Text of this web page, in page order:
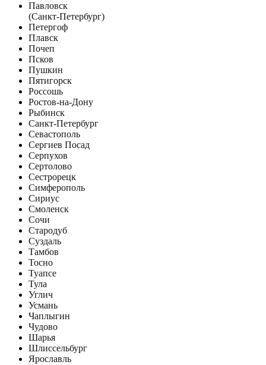
Павловск
(Санкт-Петербург)
Петергоф
Плавск
Почеп
Псков
Пушкин
Пятигорск
Россошь
Ростов-на-Дону
Рыбинск
Санкт-Петербург
Севастополь
Сергиев Посад
Серпухов
Сертолово
Сестрорецк
Симферополь
Сириус
Смоленск
Сочи
Стародуб
Суздаль
Тамбов
Тосно
Туапсе
Тула
Углич
Усмань
Чаплыгин
Чудово
Шарья
Шлиссельбург
Ярославль